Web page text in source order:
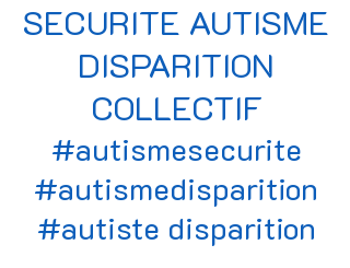
SECURITE AUTISME
DISPARITION
COLLECTIF
#autismesecurite
#autismedisparition
#autiste disparition